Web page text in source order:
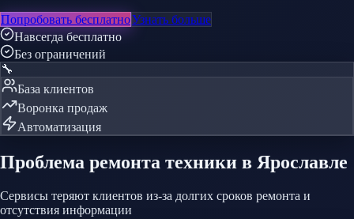
Попробовать бесплатноУзнать больше
Навсегда бесплатно
Без ограничений
🔧
База клиентов
Воронка продаж
Автоматизация
Проблема ремонта техники в Ярославле
Сервисы теряют клиентов из-за долгих сроков ремонта и
отсутствия информации